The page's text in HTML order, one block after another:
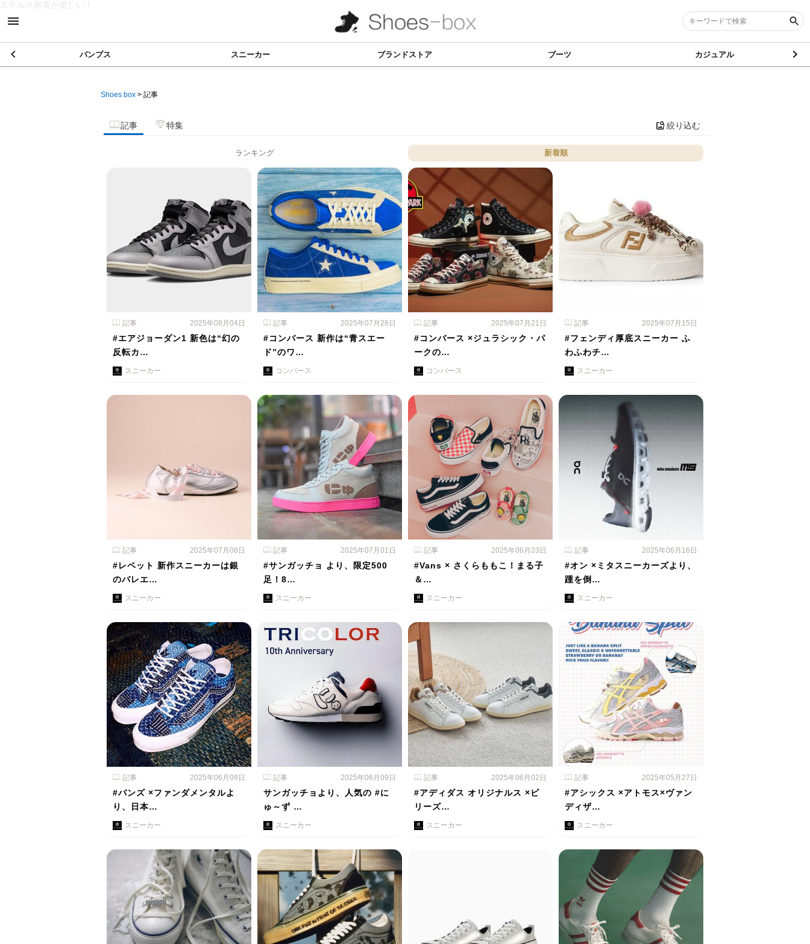
ステルス家電が楽しい！
パンプス スニーカー ブランドストア ブーツ カジュアル
Shoes box > 記事
記事 特集 絞り込む
ランキング 新着順
記事 2025年08月04日
#エアジョーダン1 新色は“幻の
反転カ…
スニーカー
記事 2025年07月28日
#コンバース 新作は“青スエー
ド”のワ…
コンバース
記事 2025年07月21日
#コンバース ×ジュラシック・パ
ークの…
コンバース
記事 2025年07月15日
#フェンディ厚底スニーカー ふ
わふわチ…
スニーカー
記事 2025年07月08日
#レペット 新作スニーカーは銀
のバレエ…
スニーカー
記事 2025年07月01日
#サンガッチョ より、限定500
足！8…
スニーカー
記事 2025年06月23日
#Vans × さくらももこ！まる子
＆…
スニーカー
記事 2025年06月16日
#オン ×ミタスニーカーズより、
踵を倒…
スニーカー
記事 2025年06月09日
#バンズ ×ファンダメンタルよ
り、日本…
スニーカー
記事 2025年06月09日
サンガッチョより、人気の #に
ゅ～ず …
スニーカー
記事 2025年06月02日
#アディダス オリジナルス ×ビ
リーズ…
スニーカー
記事 2025年05月27日
#アシックス ×アトモス×ヴァン
ディザ…
スニーカー